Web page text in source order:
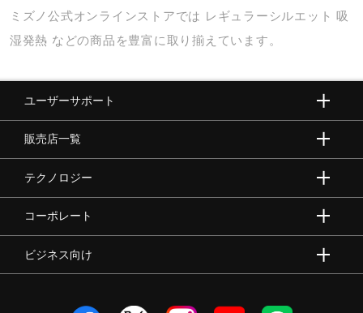
ミズノ公式オンラインストアでは レギュラーシルエット 吸
湿発熱 などの商品を豊富に取り揃えています。
ユーザーサポート
販売店一覧
テクノロジー
コーポレート
ビジネス向け